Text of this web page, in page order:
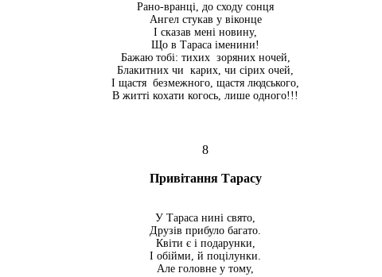
Рано-вранці, до сходу сонця
Ангел стукав у віконце
І сказав мені новину,
Що в Тараса іменини!
Бажаю тобі: тихих зоряних ночей,
Блакитних чи карих, чи сірих очей,
І щастя безмежного, щастя людського,
В житті кохати когось, лише одного!!!
8
Привітання Тарасу
У Тараса нині свято,
Друзів прибуло багато.
Квіти є і подарунки,
І обійми, й поцілунки.
Але головне у тому,